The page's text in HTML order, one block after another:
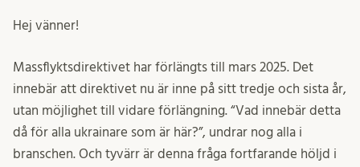
Hej vänner!
Massflyktsdirektivet har förlängts till mars 2025. Det
innebär att direktivet nu är inne på sitt tredje och sista år,
utan möjlighet till vidare förlängning. “Vad innebär detta
då för alla ukrainare som är här?”, undrar nog alla i
branschen. Och tyvärr är denna fråga fortfarande höljd i